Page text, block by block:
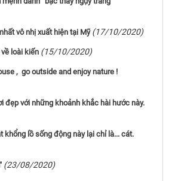
vô nhị xuất hiện tại Mỹ (17/10/2020)
loài kiến (15/10/2020)
, go outside and enjoy nature !
đẹp với những khoảnh khắc hài hước này.
khổng lồ sống động này lại chỉ là... cát.
(23/08/2020)